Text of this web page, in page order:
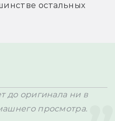
остальных
до оригинала ни в
просмотра.